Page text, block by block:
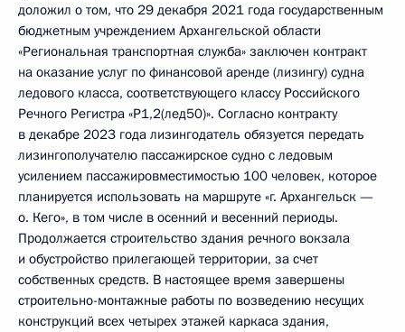
доложил о том, что 29 декабря 2021 года государственным
бюджетным учреждением Архангельской области
«Региональная транспортная служба» заключен контракт
на оказание услуг по финансовой аренде (лизингу) судна
ледового класса, соответствующего классу Российского
Речного Регистра «Р1,2(лед50)». Согласно контракту
в декабре 2023 года лизингодатель обязуется передать
лизингополучателю пассажирское судно с ледовым
усилением пассажировместимостью 100 человек, которое
планируется использовать на маршруте «г. Архангельск —
о. Кего», в том числе в осенний и весенний периоды.
Продолжается строительство здания речного вокзала
и обустройство прилегающей территории, за счет
собственных средств. В настоящее время завершены
строительно-монтажные работы по возведению несущих
конструкций всех четырех этажей каркаса здания,